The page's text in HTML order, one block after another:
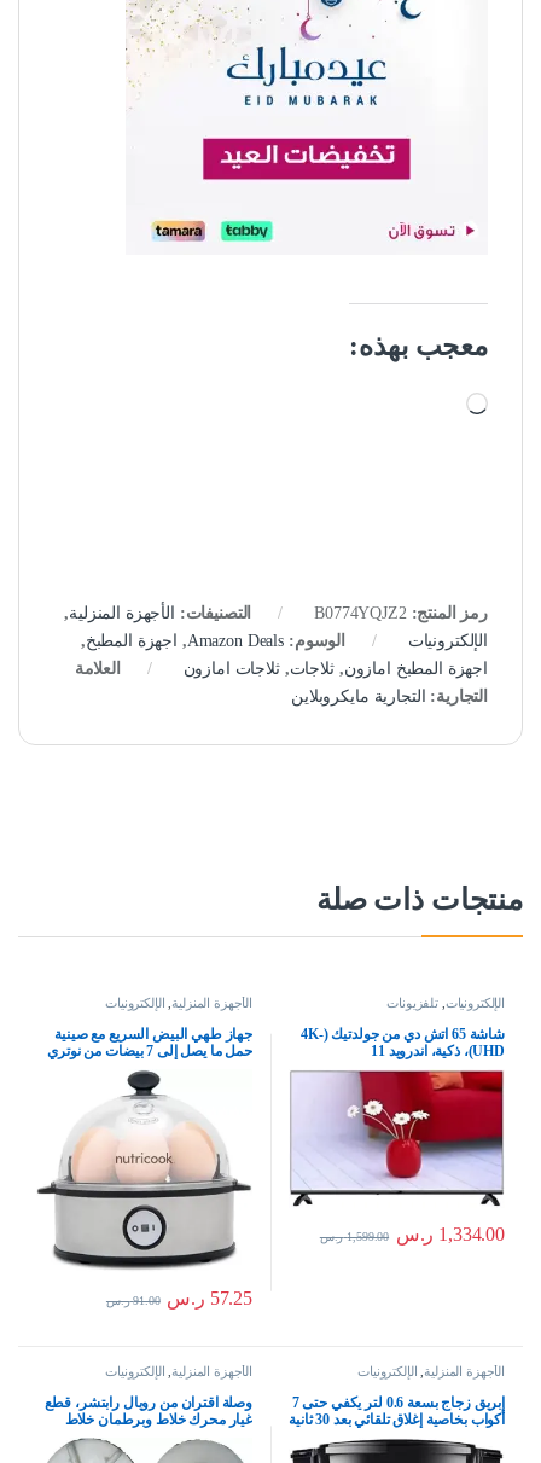
معجب بهذه:
جاري التحميل…
رمز المنتج:B0774YQJZ2 التصنيفات: الأجهزة المنزلية,
الإلكترونيات
الوسوم: Amazon Deals
, اجهزة المطبخ,
اجهزة المطبخ امازون,ثلاجات,ثلاجات امازون
العلامة
التجارية: التجارية مايكروبلاين
منتجات ذات صلة
الإلكترونيات ,تلفزيونات
شاشة 65 اتش دي من جولدتيك (4K-
UHD)، ذكية، اندرويد 11
1,334.00 ر.س 1,599.00 ر.س
الأجهزة المنزلية, الإلكترونيات
جهاز طهي البيض السريع مع صينية
حمل ما يصل إلى 7 بيضات من نوتري
57.25 ر.س 91.00 ر.س
الأجهزة المنزلية, الإلكترونيات
إبريق زجاج بسعة 0.6 لتر يكفي حتى 7
أكواب بخاصية إغلاق تلقائي بعد 30 ثانية
وبدون فلتر من فيليبس، موديل
HD7432/20، أسود
الأجهزة المنزلية, الإلكترونيات
وصلة اقتران من رويال رابتشر، قطع
غيار محرك خلاط وبرطمان خلاط
للخلاط الهندي المطحنة والعصارة
(مقرنة 5)